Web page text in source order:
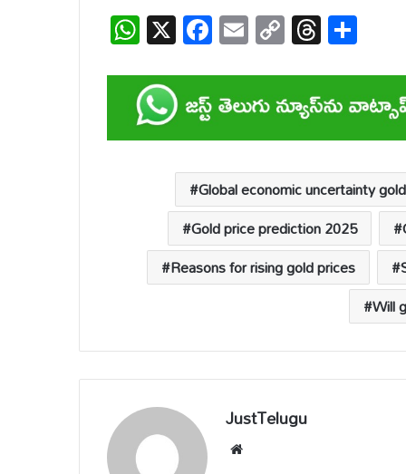
W
h
at
s
A
X F
ac
e
b
o
o
k
E
m
ail
C
o
p
y
Li
n
k
T
hr
e
a
d
s
ar
e
Global economic uncertainty gold
Gold price prediction 2025
Reasons for rising gold prices
Will
JustTelugu